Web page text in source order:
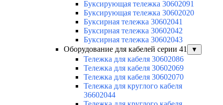
Буксирующая тележка 30602091
Буксирующая тележка 30602020
Буксирная тележка 30602041
Буксирная тележка 30602042
Буксирная тележка 30602043
Оборудование для кабелей серии 41
▼
Тележка для кабеля 30602086
Тележка для кабеля 30602069
Тележка для кабеля 30602070
Тележка для круглого кабеля
36602044